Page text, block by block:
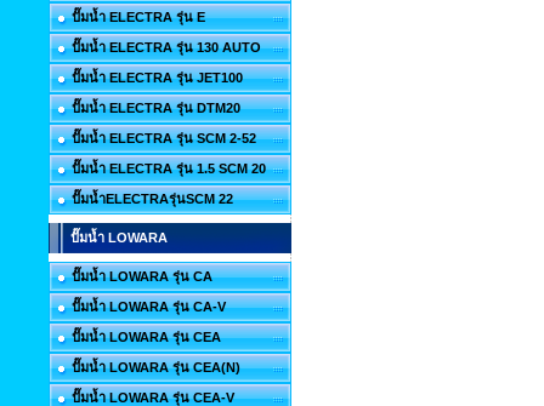
ปั๊มน้ำ ELECTRA รุ่น E
ปั๊มน้ำ ELECTRA รุ่น 130 AUTO
ปั๊มน้ำ ELECTRA รุ่น JET100
ปั๊มน้ำ ELECTRA รุ่น DTM20
ปั๊มน้ำ ELECTRA รุ่น SCM 2-52
ปั๊มน้ำ ELECTRA รุ่น 1.5 SCM 20
ปั๊มน้ำELECTRAรุ่นSCM 22
ปั๊มน้ำ LOWARA
ปั๊มน้ำ LOWARA รุ่น CA
ปั๊มน้ำ LOWARA รุ่น CA-V
ปั๊มน้ำ LOWARA รุ่น CEA
ปั๊มน้ำ LOWARA รุ่น CEA(N)
ปั๊มน้ำ LOWARA รุ่น CEA-V